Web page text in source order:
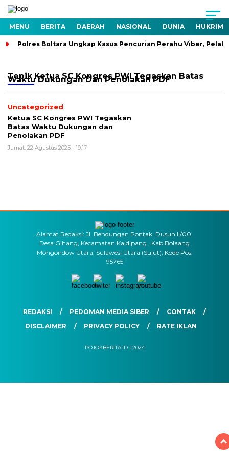
MENU BERITA DAERAH NASIONAL DUNIA HUKRIM
Polres Boltara Ungkap Kasus Pencurian Perahu Viber,
TopikKetua SC Kongres PWI Tegaskan Batas
Waktu Dukungan Dan Penolakan PDF
Uncategorized
Ketua SC Kongres PWI Tegaskan
Batas Waktu Dukungan dan
Penolakan PDF
Jumat, 22 Agustus 2025 - 19:17
Alamat Redaksi: Jl. Bendungan Pontak, Dusun II/00,
Desa Gihang, Kecamatan Kaidipang , Kab.Bolaang
Mongondow Utara, Sulawesi Utara (Sulut), Kode Pos:
95765
REDAKSI PEDOMAN MEDIA SIBER
CONTAK
DISCLAIMER
PRIVACY POLICY RATE IKLAN
POJOKBERITA.ID | 2024